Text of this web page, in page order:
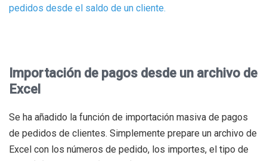
Importación de pagos desde un archivo de
Excel
Se ha añadido la función de importación masiva de pagos
de pedidos de clientes. Simplemente prepare un archivo de
Excel con los números de pedido, los importes, el tipo de